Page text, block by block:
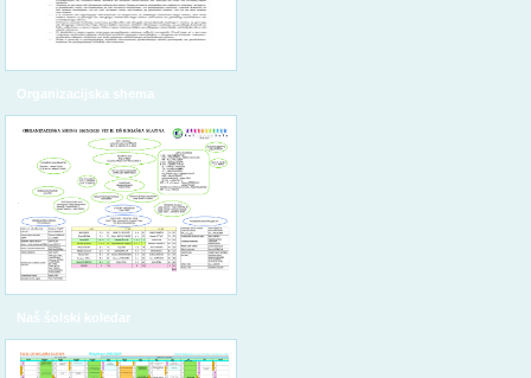
Organizacijska shema
Naš šolski koledar